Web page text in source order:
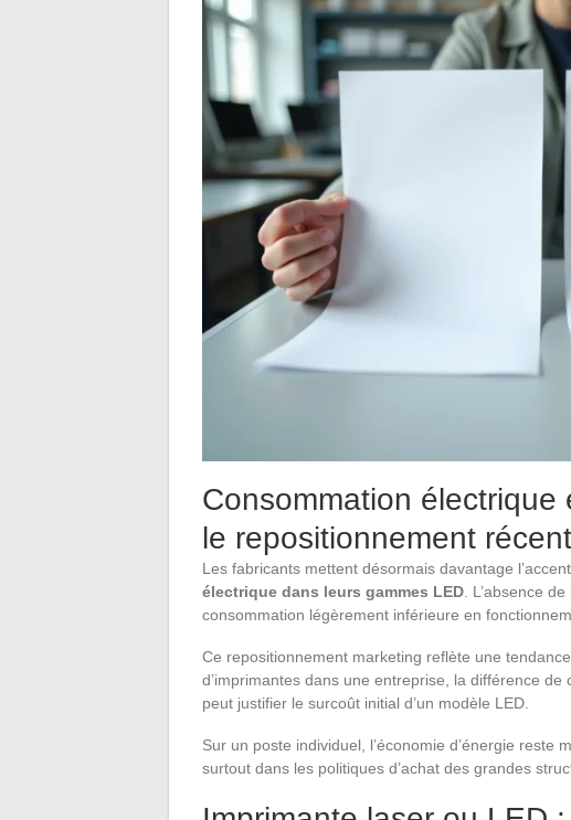
Consommation électrique
le repositionnement
Les fabricants mettent désormais davantage
électrique dans leurs gammes LED . L’absence
consommation légèrement inférieure en
Ce repositionnement marketing reflète une
d’imprimantes dans une entreprise, la différence
peut justifier le surcoût initial d’un modèle LED.
Sur un poste individuel, l’économie d’énergie reste
surtout dans les politiques d’achat des grandes